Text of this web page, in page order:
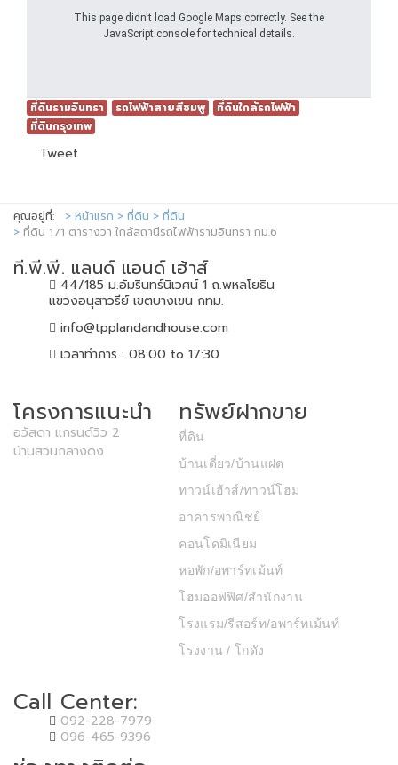
This page didn't load Google Maps correctly. See the
JavaScript console for technical details.
ที่ดินรามอินทรา รถไฟฟ้าสายสีชมพู
ที่ดินใกล้รถไฟฟ้า
ที่ดินกรุงเทพ
Tweet
คุณอยู่ที่: หน้าแรก ที่ดิน
ที่ดิน
ที่ดิน 171 ตารางวา ใกล้สถานีรถไฟฟ้ารามอินทรา กม.6
ที.พี.พี. แลนด์ แอนด์ เฮ้าส์
44/185 ม.อัมรินทร์นิเวศน์ 1 ถ.พหลโยธิน
แขวงอนุสาวรีย์ เขตบางเขน กทม.
info@tpplandandhouse.com
เวลาทำการ : 08:00 to 17:30
โครงการแนะนำ
อวัสดา แกรนด์วิว 2
บ้านสวนกลางดง
ทรัพย์ฝากขาย
ที่ดิน
บ้านเดี่ยว/บ้านแฝด
ทาวน์เฮ้าส์/ทาวน์โฮม
อาคารพาณิชย์
คอนโดมิเนียม
หอพัก/อพาร์ทเม้นท์
โฮมออฟฟิศ/สำนักงาน
โรงแรม/รีสอร์ท/อพาร์ทเม้นท์
โรงงาน / โกดัง
Call Center:
092-228-7979
096-465-9396